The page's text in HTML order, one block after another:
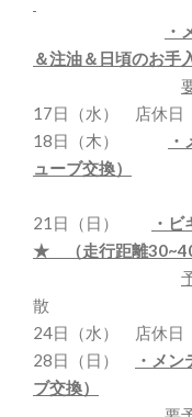
・
＆注油＆日頃のお手
17日（水） 店休日
18日（木）
ューブ交換）
21日（日）
・
★ （走行距離
散
24日（水） 店休日
28日（日）
・メ
ブ交換）